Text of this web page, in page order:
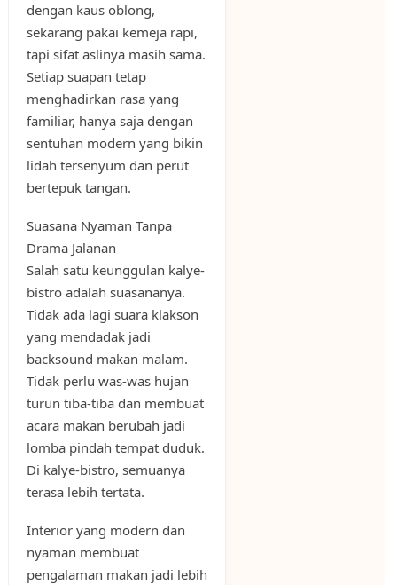
dengan kaus oblong,
sekarang pakai kemeja rapi,
tapi sifat aslinya masih sama.
Setiap suapan tetap
menghadirkan rasa yang
familiar, hanya saja dengan
sentuhan modern yang bikin
lidah tersenyum dan perut
bertepuk tangan.
Suasana Nyaman Tanpa
Drama Jalanan
Salah satu keunggulan kalye-
bistro adalah suasananya.
Tidak ada lagi suara klakson
yang mendadak jadi
backsound makan malam.
Tidak perlu was-was hujan
turun tiba-tiba dan membuat
acara makan berubah jadi
lomba pindah tempat duduk.
Di kalye-bistro, semuanya
terasa lebih tertata.
Interior yang modern dan
nyaman membuat
pengalaman makan jadi lebih